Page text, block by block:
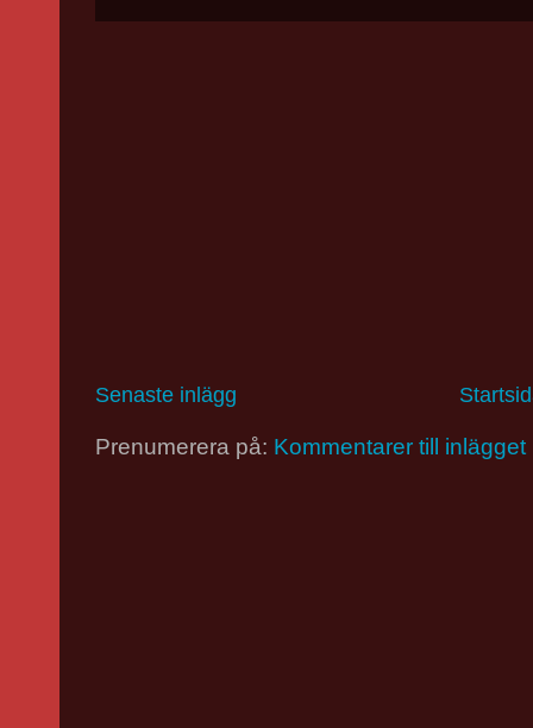
Senaste inlägg
Prenumerera på: Kommentarer till inlägget